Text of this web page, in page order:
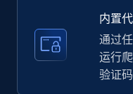
price, Currency,
more.
内置
通过
运行
验证